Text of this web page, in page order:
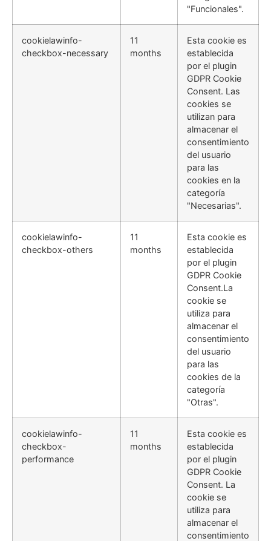
"Funcionales".
cookielawinfo-
checkbox-necessary
11
months
Esta cookie es
establecida
por el plugin
GDPR Cookie
Consent. Las
cookies se
utilizan para
almacenar el
consentimiento
del usuario
para las
cookies en la
categoría
"Necesarias".
cookielawinfo-
checkbox-others
11
months
Esta cookie es
establecida
por el plugin
GDPR Cookie
Consent.La
cookie se
utiliza para
almacenar el
consentimiento
del usuario
para las
cookies de la
categoría
"Otras".
cookielawinfo-
checkbox-
performance
11
months
Esta cookie es
establecida
por el plugin
GDPR Cookie
Consent. La
cookie se
utiliza para
almacenar el
consentimiento